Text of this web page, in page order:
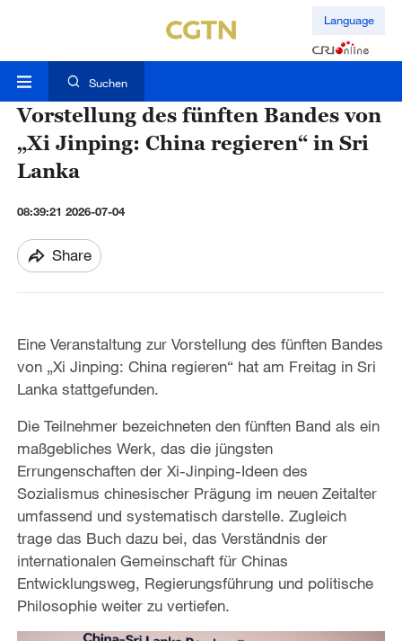
Language
Suchen
Vorstellung des fünften Bandes von
„Xi Jinping: China regieren“ in Sri
Lanka
08:39:21 2026-07-04
Share
Eine Veranstaltung zur Vorstellung des fünften Bandes
von „Xi Jinping: China regieren“ hat am Freitag in Sri
Lanka stattgefunden.
Die Teilnehmer bezeichneten den fünften Band als ein
maßgebliches Werk, das die jüngsten
Errungenschaften der Xi-Jinping-Ideen des
Sozialismus chinesischer Prägung im neuen Zeitalter
umfassend und systematisch darstelle. Zugleich
trage das Buch dazu bei, das Verständnis der
internationalen Gemeinschaft für Chinas
Entwicklungsweg, Regierungsführung und politische
Philosophie weiter zu vertiefen.